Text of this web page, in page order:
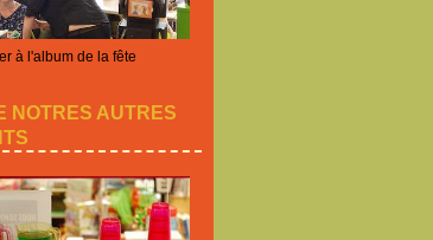
à l'album de la fête
NOTRES AUTRES